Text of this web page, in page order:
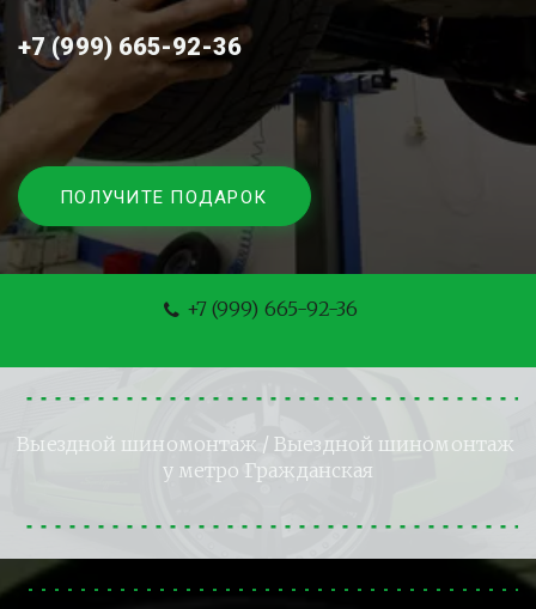
+7 (999) 665-92-36
ПОЛУЧИТЕ ПОДАРОК
+7 (999) 665-92-36
Выездной шиномонтаж / Выездной шиномонтаж
у метро Гражданская